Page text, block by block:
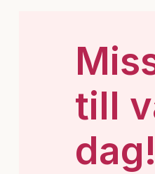
till
dag!